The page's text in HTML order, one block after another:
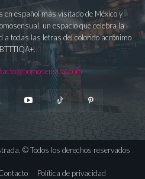
en español más visitado de México y
un espacio que celebra la
todas las letras del colorido acrónimo
© Todos los derechos reservados
Política de privacidad